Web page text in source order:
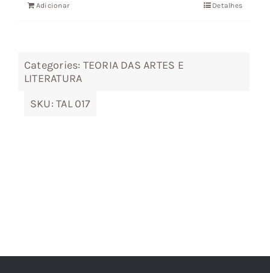
era:
Adicionar Detalhes
Categories: TEORIA DAS ARTES E
LITERATURA
SKU:TAL 017